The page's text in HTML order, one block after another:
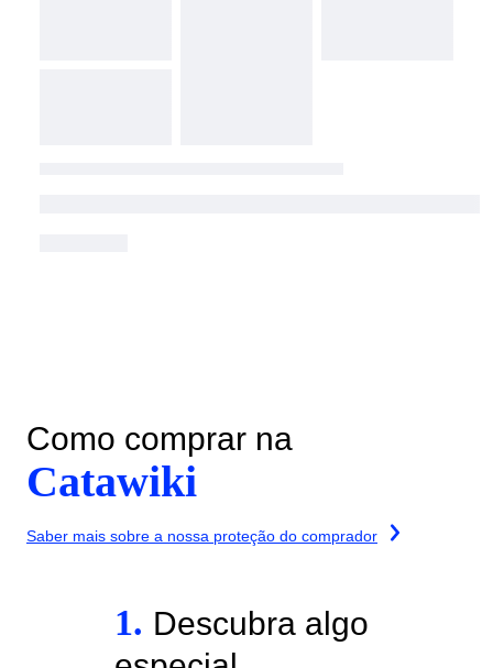
Como comprar na
Catawiki
Saber mais sobre a nossa proteção do comprador
1. Descubra algo